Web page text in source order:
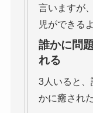
言いますが
児ができる
誰かに問
れる
3人いると
かに癒され